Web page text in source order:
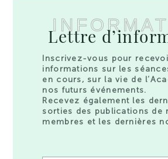
Lettre
Inscrivez-vous pour
informations sur les
en cours, sur la vie de
nos futurs événements.
Recevez également les
sorties des publications de
membres et les dernières